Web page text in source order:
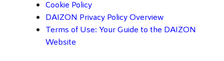
Cookie Policy
DAIZON Privacy Policy Overview
Terms of Use: Your Guide to the DAIZON
Website